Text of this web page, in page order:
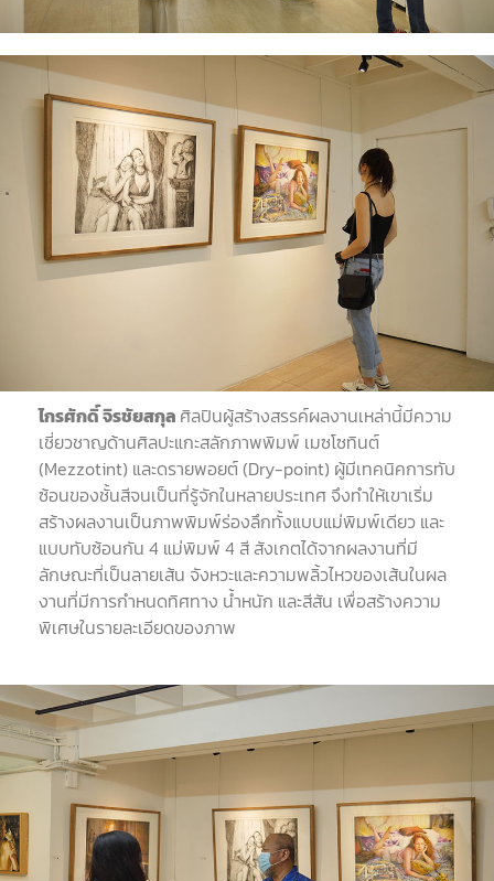
ไกรศักดิ์จิรชัยสกุล ศิลปินผู้สร้างสรรค์ผลงานเหล่านี้มีความ
เชี่ยวชาญด้านศิลปะแกะสลักภาพพิมพ์ เมซโซทินต์
(Mezzotint) และดรายพอยต์ (Dry-point) ผู้มีเทคนิคการทับ
ซ้อนของชั้นสีจนเป็นที่รู้จักในหลายประเทศ จึงทำให้เขาเริ่ม
สร้างผลงานเป็นภาพพิมพ์ร่องลึกทั้งแบบแม่พิมพ์เดียว และ
แบบทับซ้อนกัน 4 แม่พิมพ์ 4 สี สังเกตได้จากผลงานที่มี
ลักษณะที่เป็นลายเส้น จังหวะและความพลิ้วไหวของเส้นในผล
งานที่มีการกำหนดทิศทาง น้ำหนัก และสีสัน เพื่อสร้างความ
พิเศษในรายละเอียดของภาพ